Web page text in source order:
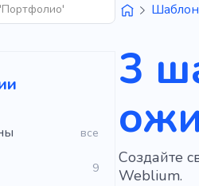
все
9
3
Создайте
Weblium.